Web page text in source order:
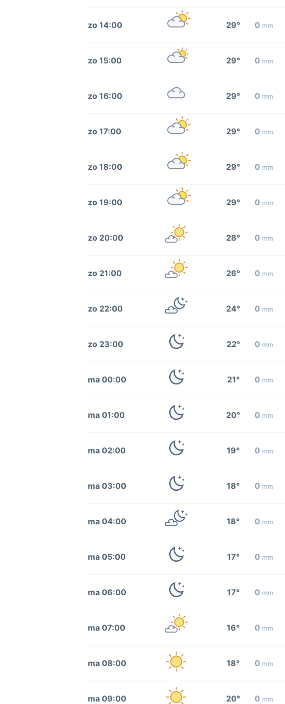
zo 14:00 29° 0 mm
zo 15:00 29° 0 mm
zo 16:00 29° 0 mm
zo 17:00 29° 0 mm
zo 18:00 29° 0 mm
zo 19:00 29° 0 mm
zo 20:00 28° 0 mm
zo 21:00 26° 0 mm
zo 22:00 24° 0 mm
zo 23:00 22° 0 mm
ma 00:00 21° 0 mm
ma 01:00 20° 0 mm
ma 02:00 19° 0 mm
ma 03:00 18° 0 mm
ma 04:00 18° 0 mm
ma 05:00 17° 0 mm
ma 06:00 17° 0 mm
ma 07:00 16° 0 mm
ma 08:00 18° 0 mm
ma 09:00 20° 0 mm